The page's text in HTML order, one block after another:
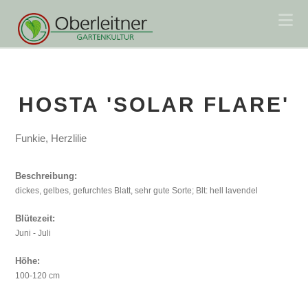
HOSTA 'SOLAR FLARE'
Funkie, Herzlilie
Beschreibung:
dickes, gelbes, gefurchtes Blatt, sehr gute Sorte; Blt: hell lavendel
Blütezeit:
Juni - Juli
Höhe:
100-120 cm